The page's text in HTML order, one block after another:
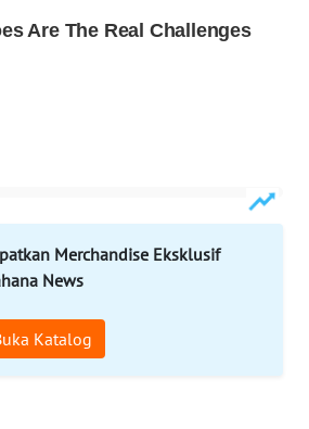
Merchandise Eksklusif
News
Katalog